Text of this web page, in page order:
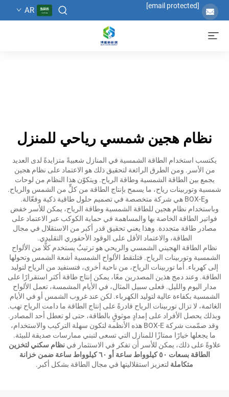
[email protected]
AR
نظام هجين شمسي رياحي للمنزل
يكتسب استخدام الطاقة الشمسية في المنازل شعبيةً متزايدةً لدى العديد
من الأسر. ومن الطرق الرائعة لتحقيق ذلك هو الاعتماد على نظام هجين
يجمع بين الطاقة الشمسية وطاقة الرياح. ويتكوّن هذا النظام من لوحات
شمسية وتوربينات رياح، ما يسمح بإنتاج الطاقة من كلٍّ من الشمس والرياح.
وBOX-E هي شركة متخصصة في تصميم حلول طاقية ذكية وفعّالة.
وباستخدام نظام هجين للطاقة الشمسية وطاقة الرياح، يمكن للأسر خفض
فواتير الطاقة الخاصة بها والمساهمة في حماية الكوكب عبر الاعتماد على
مصادر طاقة متجددة. وهذا يعني تحقيق قدر أكبر من الاستقلال في مجال
الطاقة، والاعتماد الأقل على الوقود الأحفوري التقليدي.
نظام الطاقة الهجيني الشمسي والريحي هو ترتيبٌ يستخدم كلًّا من الألواح
الشمسية وتوربينات الرياح. فتلتقط الألواح الشمسية أشعة الشمس وتحولها
إلى كهرباء. أما توربينات الرياح، من ناحية أخرى، فتستفيد من الرياح لتوليد
الطاقة. وعند دمج هذين المصدرين معًا، يمكن إنتاج طاقة أكثر استقرارًا على
مدار اليوم والليل. فعلى سبيل المثال، في الأيام المشمسة، تعمل الألواح
الشمسية بكفاءة عالية لتوليد الكهرباء. لكن عند غروب الشمس أو في الأيام
الغائمة، لا تزال توربينات الرياح قادرةً على إنتاج الطاقة ما دامت الرياح تهب.
وبذلك يحصل الأفراد على إمدادٍ موثوقٍ بالطاقة، حتى لو تعطل أحد المصادر.
وقد صمّمت شركة BOX-E هذه الأنظمة لتكون سهلة التركيب والاستخدام،
ما يجعلها خيارًا ممتازًا للمنازل التي تسعى لتبني ممارسات صديقة للبيئة.
علاوةً على ذلك، يمكن للأسر أن تفكر في الاستثمار فينظام سكني لتخزين
الطاقة بسعات ٥٠ كيلوواط ساعة أو ٦٠ كيلوواط ساعة ضمن خزانة
متكاملة لتعزيز استقلاليتها في مجال الطاقة بشكل أكبر.